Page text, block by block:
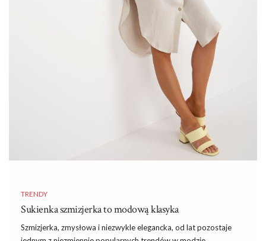
TRENDY
Sukienka szmizjerka to modową klasyka
Szmizjerka, zmysłowa iniezwykle elegancka, od lat pozostaje